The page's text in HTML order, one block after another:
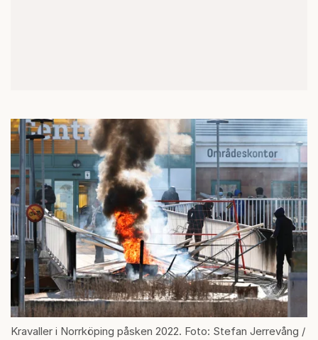
Kravaller i Norrköping påsken 2022. Foto: Stefan Jerrevång /